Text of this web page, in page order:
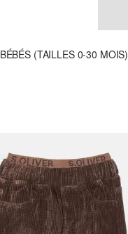
BÉBÉS (TAILLES 0-30 MOIS)